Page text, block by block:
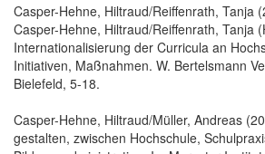
Casper-Hehne, Hiltraud/Reiffenrath, Tanja
Casper-Hehne, Hiltraud/Reiffenrath, Tanja
Internationalisierung der Curricula an
Initiativen, Maßnahmen. W. Bertelsmann
Bielefeld, 5-18.
Casper-Hehne, Hiltraud/Müller, Andreas
gestalten, zwischen Hochschule,